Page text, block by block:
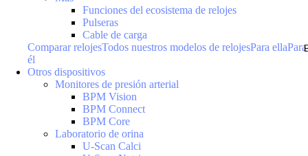
Funciones del ecosistema de relojes
Pulseras
Cable de carga
Comparar relojesTodos nuestros modelos de relojesPara ellaPara
él
Otros dispositivos
Monitores de presión arterial
BPM Vision
BPM Connect
BPM Core
Laboratorio de orina
U-Scan Calci